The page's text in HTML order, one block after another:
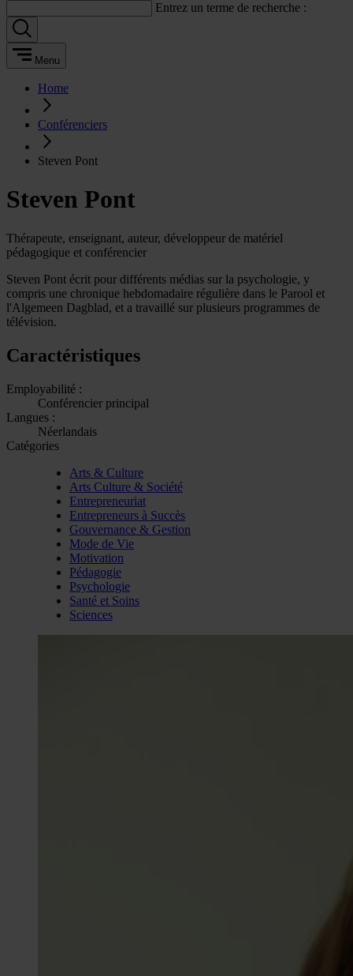
Entrez un terme de recherche :
Menu
Home
Conférenciers
Steven Pont
Steven Pont
Thérapeute, enseignant, auteur, développeur de matériel
pédagogique et conférencier
Steven Pont écrit pour différents médias sur la psychologie, y
compris une chronique hebdomadaire régulière dans le Parool et
l'Algemeen Dagblad, et a travaillé sur plusieurs programmes de
télévision.
Caractéristiques
Employabilité :
Conférencier principal
Langues :
Néerlandais
Catégories
Arts & Culture
Arts Culture & Société
Entrepreneuriat
Entrepreneurs à Succès
Gouvernance & Gestion
Mode de Vie
Motivation
Pédagogie
Psychologie
Santé et Soins
Sciences